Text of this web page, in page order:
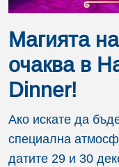
Магията
очаква в
Dinner!
Ако искате да
специална
датите 29 и 30